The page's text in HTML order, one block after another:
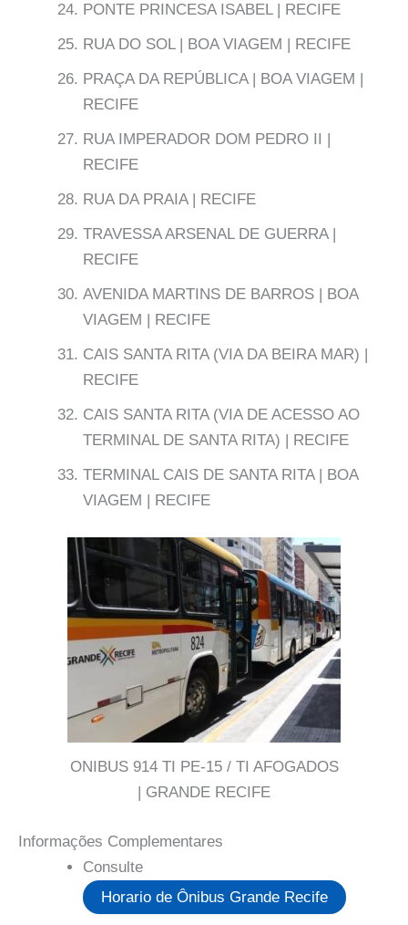
PONTE PRINCESA ISABEL | RECIFE
RUA DO SOL | BOA VIAGEM | RECIFE
PRAÇA DA REPÚBLICA | BOA VIAGEM |
RECIFE
RUA IMPERADOR DOM PEDRO II |
RECIFE
RUA DA PRAIA | RECIFE
TRAVESSA ARSENAL DE GUERRA |
RECIFE
AVENIDA MARTINS DE BARROS | BOA
VIAGEM | RECIFE
CAIS SANTA RITA (VIA DA BEIRA MAR) |
RECIFE
CAIS SANTA RITA (VIA DE ACESSO AO
TERMINAL DE SANTA RITA) | RECIFE
TERMINAL CAIS DE SANTA RITA | BOA
VIAGEM | RECIFE
ONIBUS 914 TI PE-15 / TI AFOGADOS
| GRANDE RECIFE
Informações Complementares
Consulte
Horario de Ônibus Grande Recife